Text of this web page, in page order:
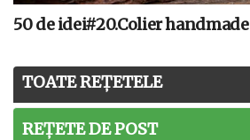
50 de idei#20.Colier handmade
TOATE REȚETELE
REȚETE DE POST